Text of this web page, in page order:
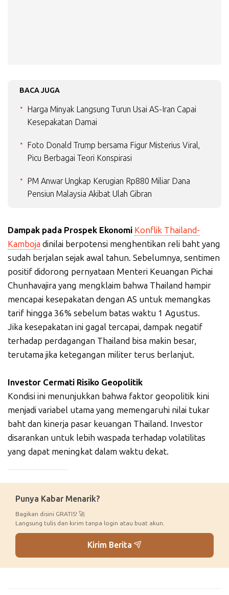
BACA JUGA
Harga Minyak Langsung Turun Usai AS-Iran Capai
Kesepakatan Damai
Foto Donald Trump bersama Figur Misterius Viral,
Picu Berbagai Teori Konspirasi
PM Anwar Ungkap Kerugian Rp880 Miliar Dana
Pensiun Malaysia Akibat Ulah Gibran
Dampak pada Prospek Ekonomi Konflik Thailand-
Kamboja dinilai berpotensi menghentikan reli baht yang
sudah berjalan sejak awal tahun. Sebelumnya, sentimen
positif didorong pernyataan Menteri Keuangan Pichai
Chunhavajira yang mengklaim bahwa Thailand hampir
mencapai kesepakatan dengan AS untuk memangkas
tarif hingga 36% sebelum batas waktu 1 Agustus.
Jika kesepakatan ini gagal tercapai, dampak negatif
terhadap perdagangan Thailand bisa makin besar,
terutama jika ketegangan militer terus berlanjut.
Investor Cermati Risiko Geopolitik
Kondisi ini menunjukkan bahwa faktor geopolitik kini
menjadi variabel utama yang memengaruhi nilai tukar
baht dan kinerja pasar keuangan Thailand. Investor
disarankan untuk lebih waspada terhadap volatilitas
yang dapat meningkat dalam waktu dekat.
Punya Kabar Menarik?
Bagikan disini GRATIS! 🚀
Langsung tulis dan kirim tanpa login atau buat akun.
Kirim Berita